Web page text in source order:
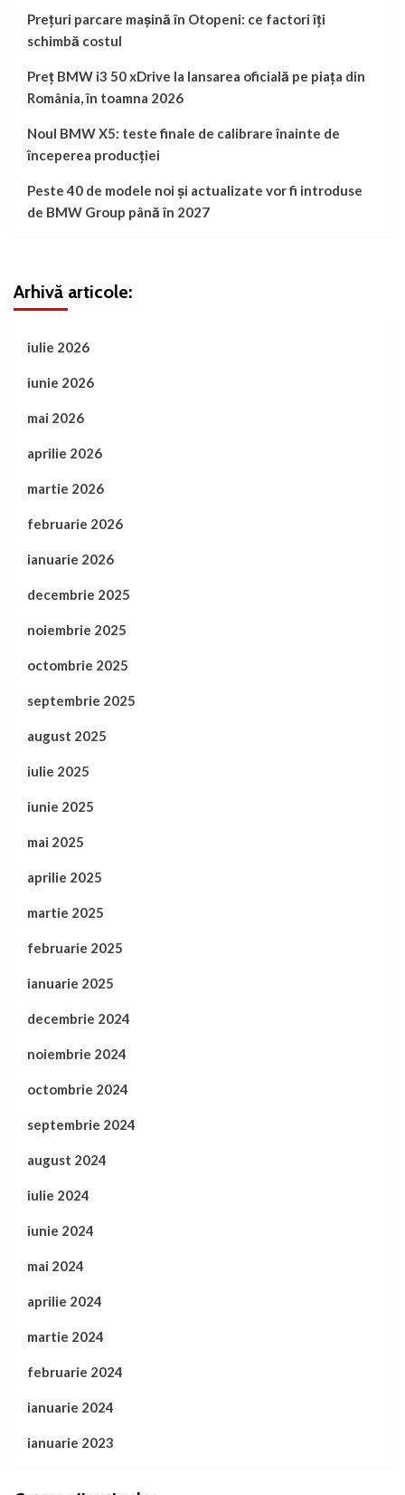
Prețuri parcare mașină în Otopeni: ce factori îți
schimbă costul
Preț BMW i3 50 xDrive la lansarea oficială pe piața din
România, în toamna 2026
Noul BMW X5: teste finale de calibrare înainte de
începerea producției
Peste 40 de modele noi și actualizate vor fi introduse
de BMW Group până în 2027
Arhivă articole:
iulie 2026
iunie 2026
mai 2026
aprilie 2026
martie 2026
februarie 2026
ianuarie 2026
decembrie 2025
noiembrie 2025
octombrie 2025
septembrie 2025
august 2025
iulie 2025
iunie 2025
mai 2025
aprilie 2025
martie 2025
februarie 2025
ianuarie 2025
decembrie 2024
noiembrie 2024
octombrie 2024
septembrie 2024
august 2024
iulie 2024
iunie 2024
mai 2024
aprilie 2024
martie 2024
februarie 2024
ianuarie 2024
ianuarie 2023